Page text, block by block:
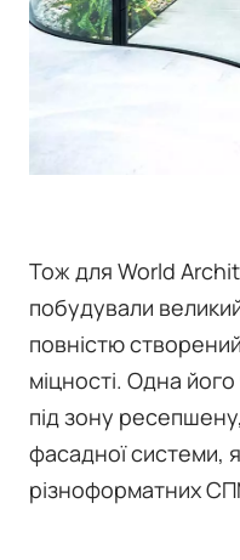
Тож для World
побудували
повністю
міцності. Одна
під зону
фасадної системи,
різноформатних